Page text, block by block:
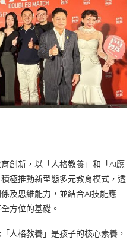
創新，以「人格教養」和「AI應
極推動新型態多元教育模式，透
及思維能力，並結合AI技能應
方位的基礎。
人格教養」是孩子的核心素養，